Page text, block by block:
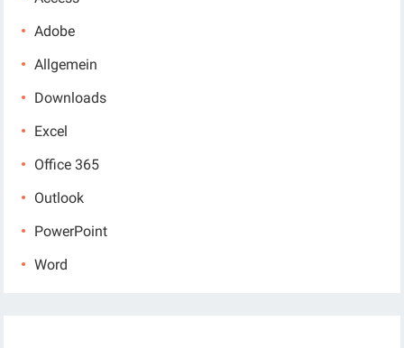
Adobe
Allgemein
Downloads
Excel
Office 365
Outlook
PowerPoint
Word